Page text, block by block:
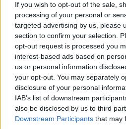
If you wish to opt-out of the sale,
processing of your personal or
targeted advertising by us, please
section to confirm your selection.
opt-out request is processed you
interest-based ads based on
us or personal information
your opt-out. You may separately
disclosure of your personal
IAB’s list of downstream
also be disclosed by us to third
Downstream Participants that may
okoztak. A költségek
most a cég kutatás-fejlesztésre.
számító hirdetési bevételek
miután a mobil hirdetéseket
KEDVES OLVASÓNK!
A keresett cikk a portfolio.hu
tartozik, melynek olvasása
regisztrációhoz kötött.